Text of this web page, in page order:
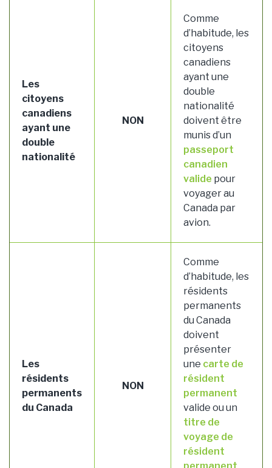
Les
citoyens
canadiens
ayant une
double
nationalité
NON
Comme
d’habitude, les
citoyens
canadiens
ayant une
double
nationalité
doivent être
munis d’un
passeport
canadien
valide pour
voyager au
Canada par
avion.
Les
résidents
permanents
du Canada
NON
Comme
d’habitude, les
résidents
permanents
du Canada
doivent
présenter
une carte de
résident
permanent
valide ou un
titre de
voyage de
résident